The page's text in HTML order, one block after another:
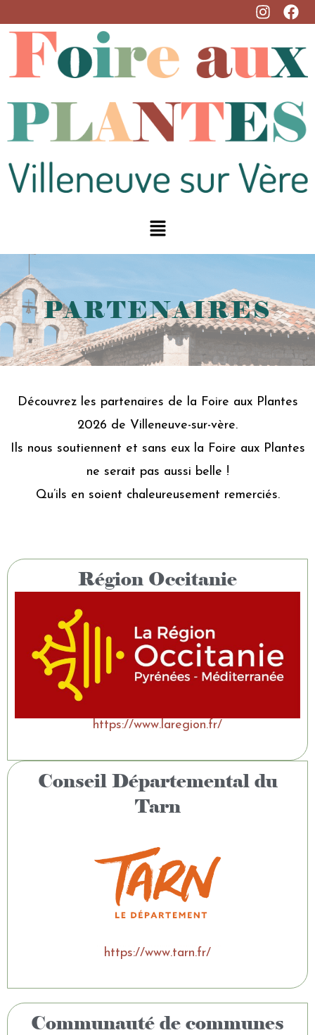
PARTENAIRES
Découvrez les partenaires de la Foire aux Plantes
2026 de Villeneuve-sur-vère.
Ils nous soutiennent et sans eux la Foire aux Plantes
ne serait pas aussi belle !
Qu’ils en soient chaleureusement remerciés.
Région Occitanie
https://www.laregion.fr/
Conseil Départemental du
Tarn
https://www.tarn.fr/
Communauté de communes